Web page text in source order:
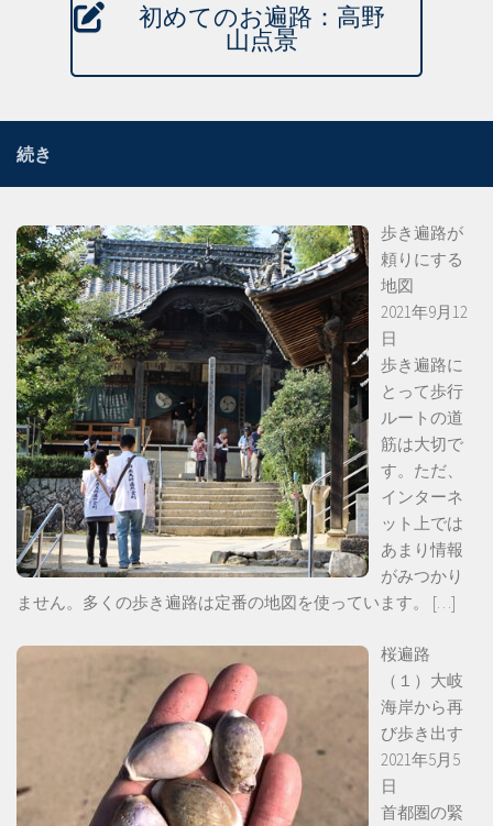
初めてのお遍路：高野
山点景
続き
歩き遍路が
頼りにする
地図
2021年9月12
日
歩き遍路に
とって歩行
ルートの道
筋は大切で
す。ただ、
インターネ
ット上では
あまり情報
がみつかり
ません。多くの歩き遍路は定番の地図を使っています。
[…]
桜遍路
（１）大岐
海岸から再
び歩き出す
2021年5月5
日
首都圏の緊